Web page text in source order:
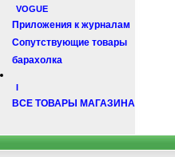
VOGUE
Приложения к журналам
Сопутствующие товары
барахолка
I
ВСЕ ТОВАРЫ МАГАЗИНА